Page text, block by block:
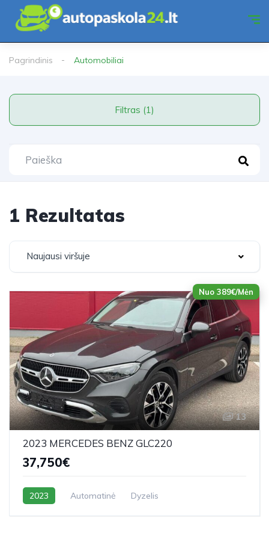
Pagrindinis Automobiliai
Filtras (1)
1 Rezultatas
Naujausi viršuje
Nuo 389€/Mėn
13
2023 MERCEDES BENZ GLC220
37,750€
2023 Automatinė Dyzelis